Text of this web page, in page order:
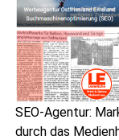
SEO-Agen­tur:
durch das